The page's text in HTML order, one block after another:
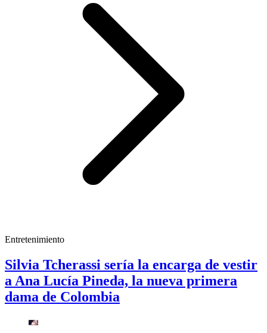
Entretenimiento
Silvia Tcherassi sería la encarga de vestir
a Ana Lucía Pineda, la nueva primera
dama de Colombia